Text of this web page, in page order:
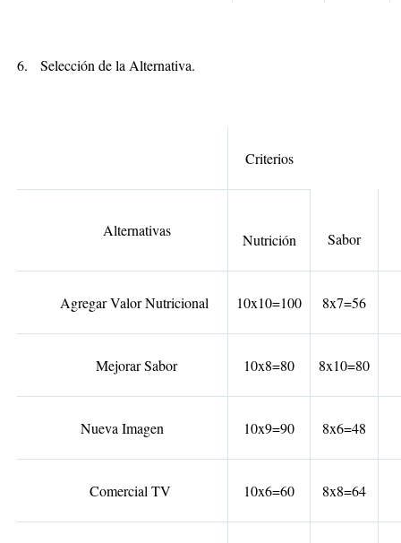
6. Selección de la Alternativa.
Criterios
Alternativas
Nutrición Sabor
Agregar Valor Nutricional 10x10=100 8x7=56
Mejorar Sabor 10x8=80 8x10=80
Nueva Imagen 10x9=90 8x6=48
Comercial TV 10x6=60 8x8=64